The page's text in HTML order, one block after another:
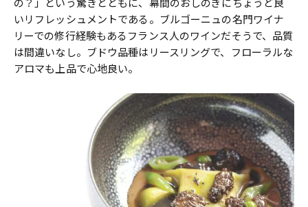
の？」という驚きとともに、幕間のおしのぎにちょうど良
いリフレッシュメントである。ブルゴーニュの名門ワイナ
リーでの修行経験もあるフランス人のワインだそうで、品質
は間違いなし。ブドウ品種はリースリングで、フローラルな
アロマも上品で心地良い。